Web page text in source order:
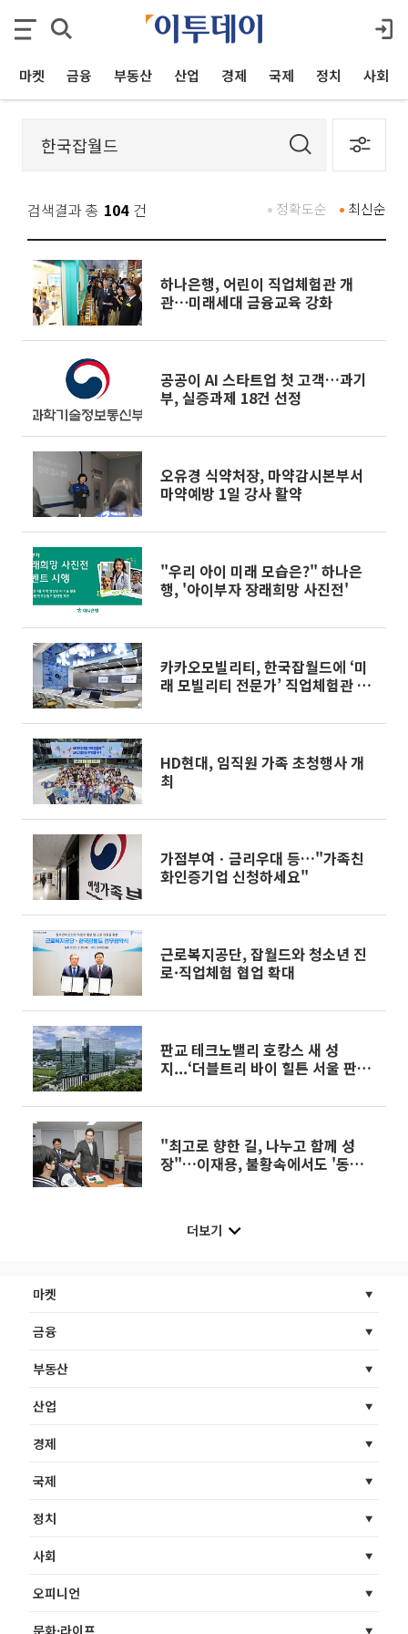
마켓 금융 부동산 산업 경제 국제 정치 사회
검색결과 총 104 건 최신순
정확도순
하나은행, 어린이 직업체험관 개
관⋯미래세대 금융교육 강화
공공이 AI 스타트업 첫 고객…과기
부, 실증과제 18건 선정
오유경 식약처장, 마약감시본부서
마약예방 1일 강사 활약
"우리 아이 미래 모습은?" 하나은
행, '아이부자 장래희망 사진전'
카카오모빌리티, 한국잡월드에 ‘미
래 모빌리티 전문가’ 직업체험관 개
HD현대, 임직원 가족 초청행사 개
최
가점부여ㆍ금리우대 등…"가족친
화인증기업 신청하세요"
근로복지공단, 잡월드와 청소년 진
로·직업체험 협업 확대
판교 테크노밸리 호캉스 새 성
지...‘더블트리 바이 힐튼 서울 판교’
"최고로 향한 길, 나누고 함께 성
장"…이재용, 불황속에서도 '동행'
더보기
마켓
금융
부동산
산업
경제
국제
정치
사회
오피니언
문화·라이프